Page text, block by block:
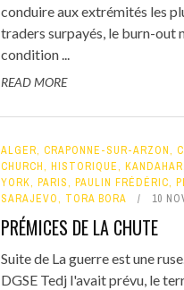
conduire aux extrémités les
traders surpayés, le burn-out
condition ...
READ MORE
ALGER, CRAPONNE-SUR-ARZON,
CHURCH, HISTORIQUE, KANDAHAR,
YORK, PARIS, PAULIN FRÉDÉRIC,
SARAJEVO, TORA BORA 10
PRÉMICES DE LA CHUTE
Suite de La guerre est une
DGSE Tedj l'avait prévu, le